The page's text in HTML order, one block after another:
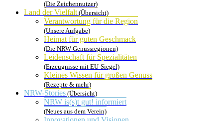
(Die Zeichennutzer)
Land der Vielfalt(Übersicht)
Verantwortung für die Region
(Unsere Aufgabe)
Heimat für guten Geschmack
(Die NRW-Genussregionen)
Leidenschaft für Spezialitäten
(Erzeugnisse mit EU-Siegel)
Kleines Wissen für großen Genuss
(Rezepte & mehr)
NRW-Stories (Übersicht)
NRW is(s)t gut! informiert
(Neues aus dem Verein)